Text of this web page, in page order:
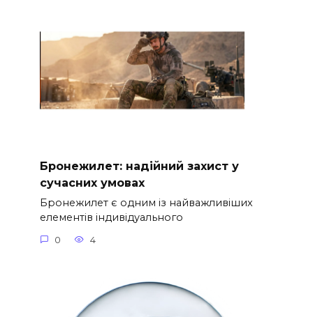
Бронежилет: надійний захист у
сучасних умовах
Бронежилет є одним із найважливіших
елементів індивідуального
0 4